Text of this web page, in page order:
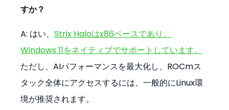
すか？
A: はい、Strix Haloはx86ベースであり、
Windows 11をネイティブでサポートしています。
ただし、AIパフォーマンスを最大化し、ROCmス
タック全体にアクセスするには、一般的にLinux環
境が推奨されます。